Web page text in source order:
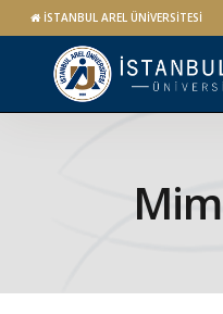
İSTANBUL AREL ÜNİVERSİTESİ